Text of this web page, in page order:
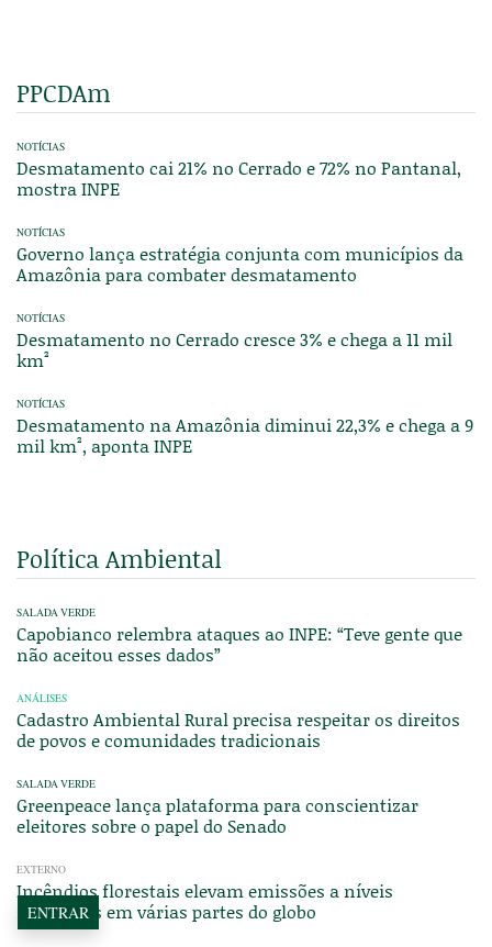
PPCDAm
NOTÍCIAS
Desmatamento cai 21% no Cerrado e 72% no Pantanal,
mostra INPE
NOTÍCIAS
Governo lança estratégia conjunta com municípios da
Amazônia para combater desmatamento
NOTÍCIAS
Desmatamento no Cerrado cresce 3% e chega a 11 mil
km²
NOTÍCIAS
Desmatamento na Amazônia diminui 22,3% e chega a 9
mil km², aponta INPE
Política Ambiental
SALADA VERDE
Capobianco relembra ataques ao INPE: “Teve gente que
não aceitou esses dados”
ANÁLISES
Cadastro Ambiental Rural precisa respeitar os direitos
de povos e comunidades tradicionais
SALADA VERDE
Greenpeace lança plataforma para conscientizar
eleitores sobre o papel do Senado
EXTERNO
Incêndios florestais elevam emissões a níveis
incomuns em várias partes do globo
ENTRAR